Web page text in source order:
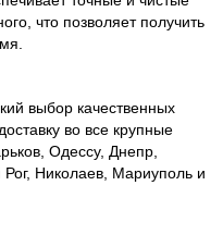
что позволяет получить
выбор качественных
во все крупные
Одессу, Днепр,
Николаев, Мариуполь и